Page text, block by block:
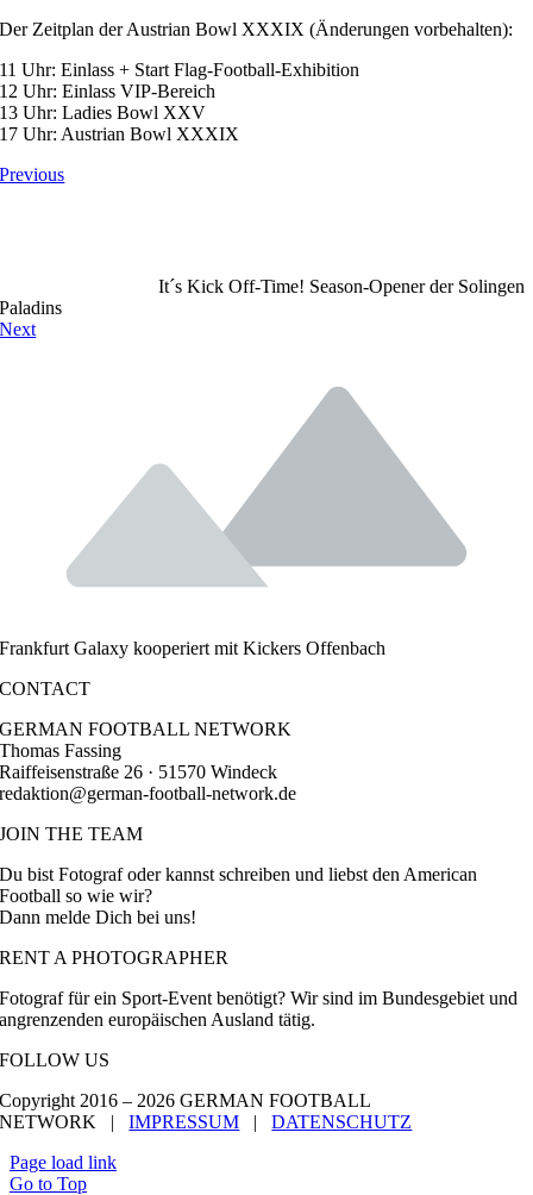
Der Zeitplan der Austrian Bowl XXXIX (Änderungen vorbehalten):
11 Uhr: Einlass + Start Flag-Football-Exhibition
12 Uhr: Einlass VIP-Bereich
13 Uhr: Ladies Bowl XXV
17 Uhr: Austrian Bowl XXXIX
Previous
It´s Kick Off-Time! Season-Opener der Solingen
Paladins
Next
Frankfurt Galaxy kooperiert mit Kickers Offenbach
CONTACT
GERMAN FOOTBALL NETWORK
Thomas Fassing
Raiffeisenstraße 26 · 51570 Windeck
redaktion@german-football-network.de
JOIN THE TEAM
Du bist Fotograf oder kannst schreiben und liebst den American
Football so wie wir?
Dann melde Dich bei uns!
RENT A PHOTOGRAPHER
Fotograf für ein Sport-Event benötigt? Wir sind im Bundesgebiet und
angrenzenden europäischen Ausland tätig.
FOLLOW US
Copyright 2016 – 2026 GERMAN FOOTBALL
NETWORK |IMPRESSUM |DATENSCHUTZ
Page load link
Go to Top